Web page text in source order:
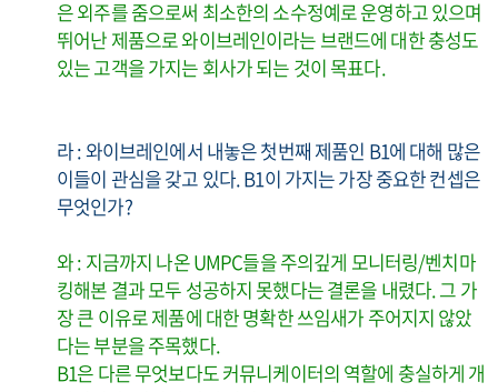
은 외주를 줌으로써 최소한의 소수정예로 운영하고 있으며
뛰어난 제품으로 와이브레인이라는 브랜드에 대한 충성도
있는 고객을 가지는 회사가 되는 것이 목표다.
라 : 와이브레인에서 내놓은 첫번째 제품인 B1에 대해 많은
이들이 관심을 갖고 있다. B1이 가지는 가장 중요한 컨셉은
무엇인가?
와 : 지금까지 나온 UMPC들을 주의깊게 모니터링/벤치마
킹해본 결과 모두 성공하지 못했다는 결론을 내렸다. 그 가
장 큰 이유로 제품에 대한 명확한 쓰임새가 주어지지 않았
다는 부분을 주목했다.
B1은 다른 무엇보다도 커뮤니케이터의 역할에 충실하게 개